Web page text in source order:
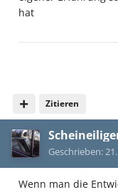
hat
Zitieren
Geschrieben:
Wenn man die